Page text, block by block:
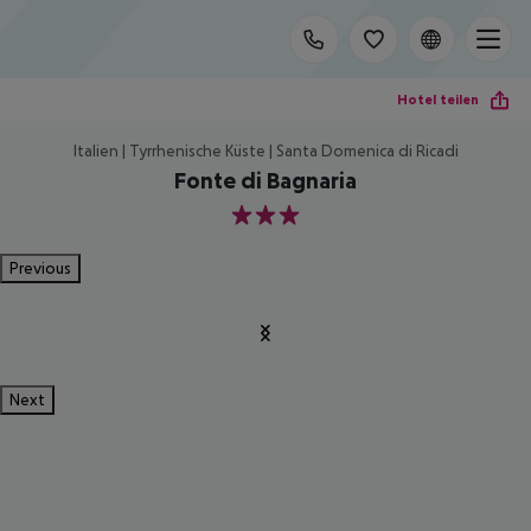
Hotel teilen
Italien | Tyrrhenische Küste | Santa Domenica di Ricadi
Fonte di Bagnaria
3
Previous
Next